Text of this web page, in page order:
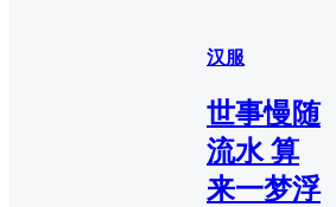
汉服
世事慢随
流水 算
来一梦浮